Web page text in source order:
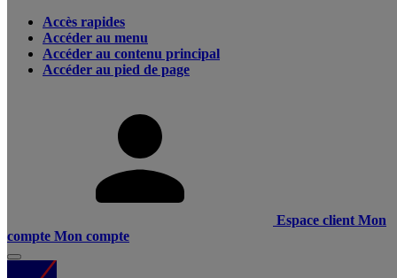
Accès rapides
Accéder au menu
Accéder au contenu principal
Accéder au pied de page
Espace client Mon
compte Mon compte